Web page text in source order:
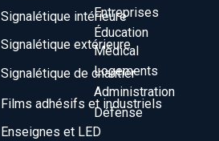
Signalétique intérieure
Signalétique extérieure
Signalétique de chantier
Films adhésifs et industriels
Enseignes et LED
Entreprises
Éducation
Médical
Logements
Administration
Défense